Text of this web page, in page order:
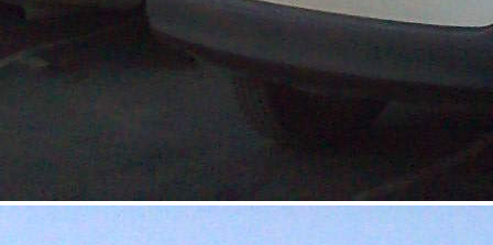
Торговый Центр